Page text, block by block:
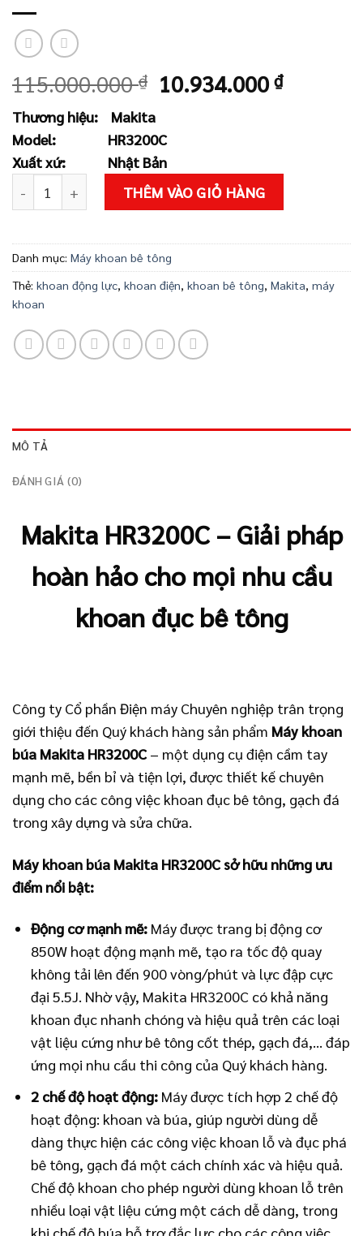
115.000.000₫ Giá
115.000.000 ₫.
10.934.000₫Giá
Thương hiệu: Makita
Model: HR3200C
Xuất xứ: Nhật Bản
Máy khoan động lực Makita HR3200C số lượng
THÊM VÀO GIỎ HÀNG
Danh mục: Máy khoan bê tông
Thẻ: khoan động lực, khoan điện, khoan bê tông, Makita, máy
khoan
MÔ TẢ
ĐÁNH GIÁ (0)
Makita HR3200C – Giải pháp
hoàn hảo cho mọi nhu cầu
khoan đục bê tông
Công ty Cổ phần Điện máy Chuyên nghiệp trân trọng
giới thiệu đến Quý khách hàng sản phẩm Máy khoan
búa Makita HR3200C– một dụng cụ điện cầm tay
mạnh mẽ, bền bỉ và tiện lợi, được thiết kế chuyên
dụng cho các công việc khoan đục bê tông, gạch đá
trong xây dựng và sửa chữa.
Máy khoan búa Makita HR3200C sở hữu những ưu
điểm nổi bật:
Động cơ mạnh mẽ: Máy được trang bị động cơ
850W hoạt động mạnh mẽ, tạo ra tốc độ quay
không tải lên đến 900 vòng/phút và lực đập cực
đại 5.5J. Nhờ vậy, Makita HR3200C có khả năng
khoan đục nhanh chóng và hiệu quả trên các loại
vật liệu cứng như bê tông cốt thép, gạch đá,… đáp
ứng mọi nhu cầu thi công của Quý khách hàng.
2 chế độ hoạt động: Máy được tích hợp 2 chế độ
hoạt động: khoan và búa, giúp người dùng dễ
dàng thực hiện các công việc khoan lỗ và đục phá
bê tông, gạch đá một cách chính xác và hiệu quả.
Chế độ khoan cho phép người dùng khoan lỗ trên
nhiều loại vật liệu cứng một cách dễ dàng, trong